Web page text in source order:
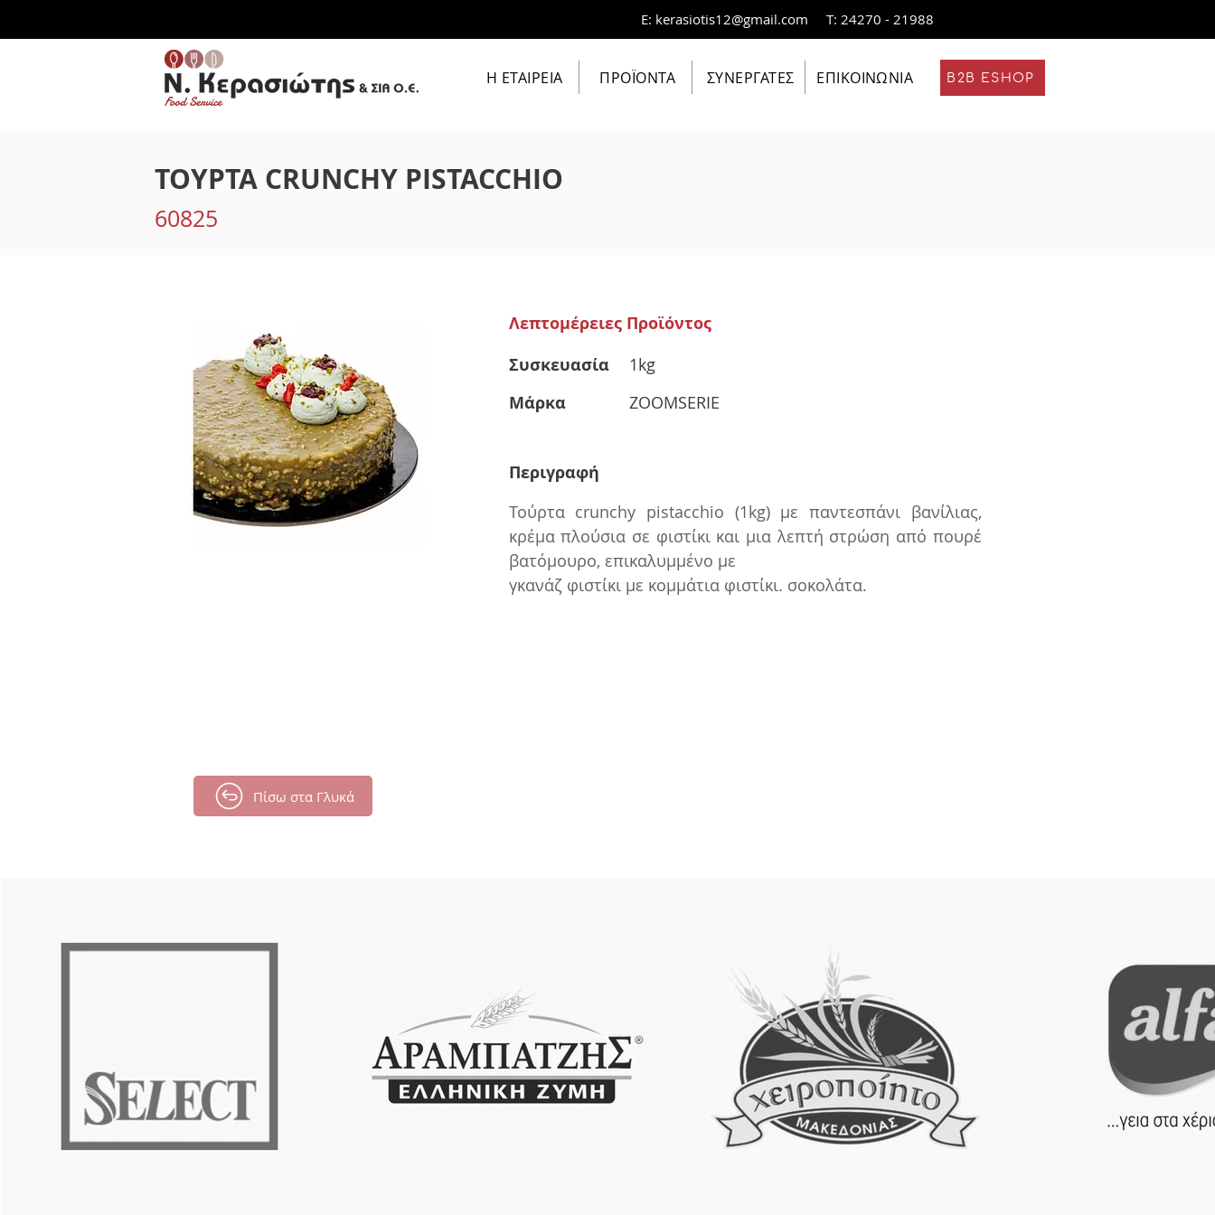
E: kerasiotis12@gmail.com Τ: 24270 - 21988
Η ΕΤΑΙΡΕΙΑ ΠΡΟΪΟΝΤΑ ΣΥΝΕΡΓΑΤΕΣ ΕΠΙΚΟΙΝΩΝΙΑ B2B ESHOP
ΤΟΥΡΤΑ CRUNCHY PISTACCHIO
60825
Λεπτομέρειες Προϊόντος
Συσκευασία
1kg
Μάρκα ZOOMSERIE
Περιγραφή
Τούρτα crunchy pistacchio (1kg) με παντεσπάνι βανίλιας,
κρέμα πλούσια σε φιστίκι και μια λεπτή στρώση από πουρέ
βατόμουρο, επικαλυμμένο με
γκανάζ φιστίκι με κομμάτια φιστίκι. σοκολάτα.
Πίσω στα Γλυκά